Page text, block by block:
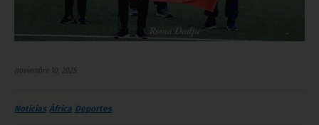
noviembre 10, 2025
Noticias África Deportes